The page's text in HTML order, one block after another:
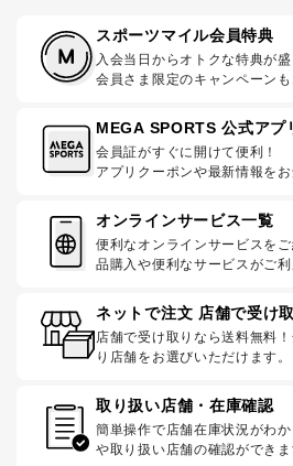
スポーツマイル会員特典
入会当日からオトクな特典が盛
会員さま限定のキャンペーンも
MEGA SPORTS 公式アプ
会員証がすぐに開けて便利！
アプリクーポンや最新情報をお
オンラインサービス一覧
便利なオンラインサービスを
品購入や便利なサービスがご利
ネットで注文 店舗で受け
店舗で受け取りなら送料無料
り店舗をお選びいただけます。
取り扱い店舗・在庫確認
簡単操作で店舗在庫状況がわ
や取り扱い店舗の確認ができま